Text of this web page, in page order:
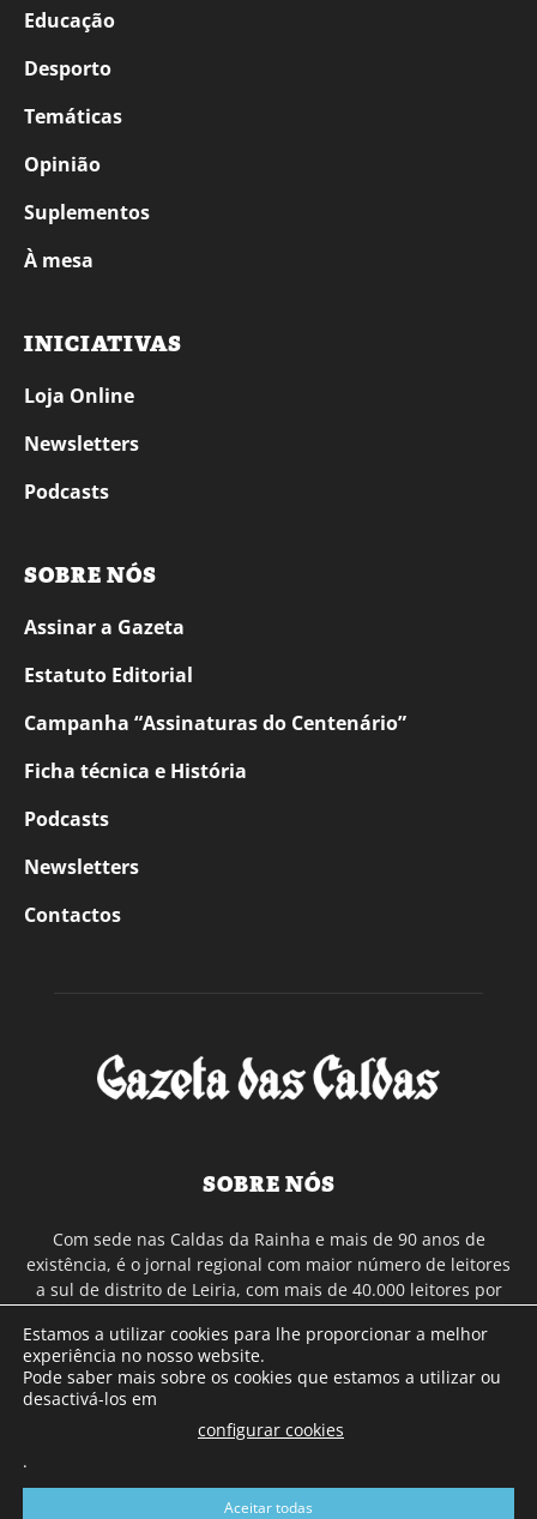
Educação
Desporto
Temáticas
Opinião
Suplementos
À mesa
INICIATIVAS
Loja Online
Newsletters
Podcasts
SOBRE NÓS
Assinar a Gazeta
Estatuto Editorial
Campanha “Assinaturas do Centenário”
Ficha técnica e História
Podcasts
Newsletters
Contactos
SOBRE NÓS
Com sede nas Caldas da Rainha e mais de 90 anos de
existência, é o jornal regional com maior número de leitores
a sul de distrito de Leiria, com mais de 40.000 leitores por
Continental e assinatura online.
SIGA-NOS
Estamos a utilizar cookies para lhe proporcionar a melhor
experiência no nosso website.
Pode saber mais sobre os cookies que estamos a utilizar ou
desactivá-los em
configurar cookies
.
Aceitar todas